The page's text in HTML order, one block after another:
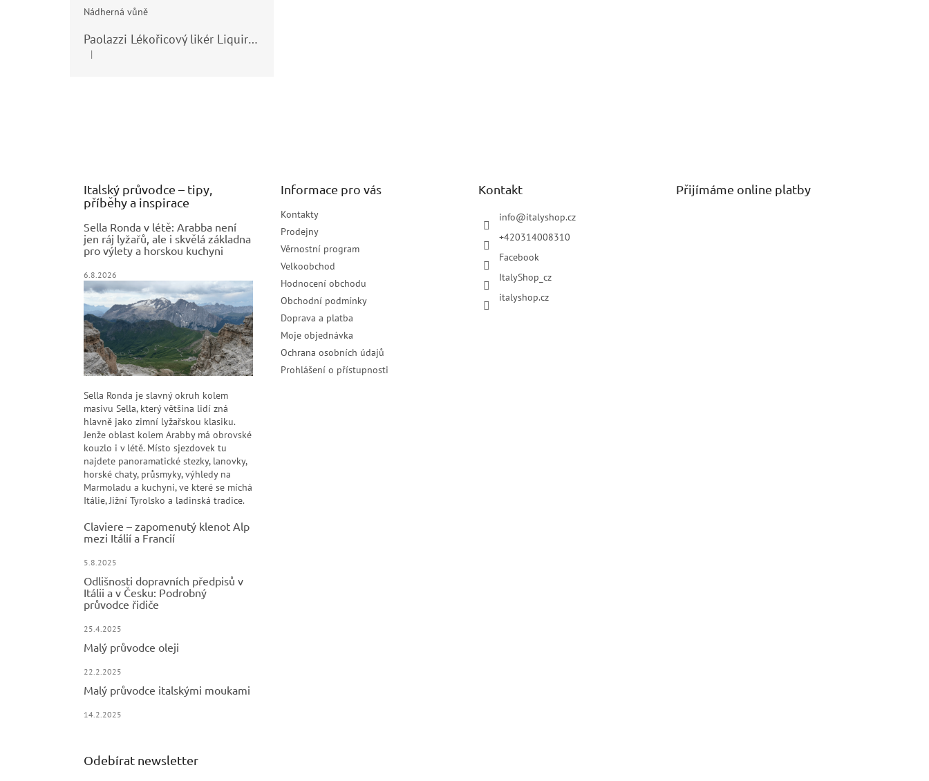
Nádherná vůně
Paolazzi Lékořicový likér Liquirizia 24% 0,7L
Hodnocení produktu je 5 z 5 hvězdiček.
|
Italský průvodce – tipy,
příběhy a inspirace
Sella Ronda v létě: Arabba není
jen ráj lyžařů, ale i skvělá základna
pro výlety a horskou kuchyni
6.8.2026
Sella Ronda je slavný okruh kolem
masivu Sella, který většina lidí zná
hlavně jako zimní lyžařskou klasiku.
Jenže oblast kolem Arabby má obrovské
kouzlo i v létě. Místo sjezdovek tu
najdete panoramatické stezky, lanovky,
horské chaty, průsmyky, výhledy na
Marmoladu a kuchyni, ve které se míchá
Itálie, Jižní Tyrolsko a ladinská tradice.
Claviere – zapomenutý klenot Alp
mezi Itálií a Francií
5.8.2025
Odlišnosti dopravních předpisů v
Itálii a v Česku: Podrobný
průvodce řidiče
25.4.2025
Malý průvodce oleji
22.2.2025
Malý průvodce italskými moukami
14.2.2025
Informace pro vás
Kontakty
Prodejny
Věrnostní program
Velkoobchod
Hodnocení obchodu
Obchodní podmínky
Doprava a platba
Moje objednávka
Ochrana osobních údajů
Prohlášení o přístupnosti
Kontakt
info@italyshop.cz
+420314008310
Facebook
ItalyShop_cz
italyshop.cz
Přijímáme online platby
Odebírat newsletter